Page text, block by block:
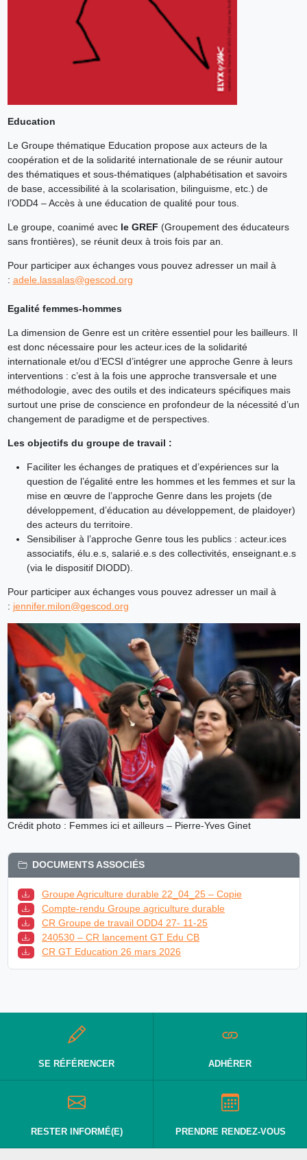
Education
Le Groupe thématique Education propose aux acteurs de la
coopération et de la solidarité internationale de se réunir autour
des thématiques et sous-thématiques (alphabétisation et savoirs
de base, accessibilité à la scolarisation, bilinguisme, etc.) de
l’ODD4 – Accès à une éducation de qualité pour tous.
Le groupe, coanimé avec le GREF (Groupement des éducateurs
sans frontières), se réunit deux à trois fois par an.
Pour participer aux échanges vous pouvez adresser un mail à
: adele.lassalas@gescod.org
Egalité femmes-hommes
La dimension de Genre est un critère essentiel pour les bailleurs. Il
est donc nécessaire pour les acteur.ices de la solidarité
internationale et/ou d’ECSI d’intégrer une approche Genre à leurs
interventions : c’est à la fois une approche transversale et une
méthodologie, avec des outils et des indicateurs spécifiques mais
surtout une prise de conscience en profondeur de la nécessité d’un
changement de paradigme et de perspectives.
Les objectifs du groupe de travail :
Faciliter les échanges de pratiques et d’expériences sur la
question de l’égalité entre les hommes et les femmes et sur la
mise en œuvre de l’approche Genre dans les projets (de
développement, d’éducation au développement, de plaidoyer)
des acteurs du territoire.
Sensibiliser à l’approche Genre tous les publics : acteur.ices
associatifs, élu.e.s, salarié.e.s des collectivités, enseignant.e.s
(via le dispositif DIODD).
Pour participer aux échanges vous pouvez adresser un mail à
: jennifer.milon@gescod.org
Crédit photo : Femmes ici et ailleurs – Pierre-Yves Ginet
DOCUMENTS ASSOCIÉS
Groupe Agriculture durable 22_04_25 – Copie
Compte-rendu Groupe agriculture durable
CR Groupe de travail ODD4 27- 11-25
240530 – CR lancement GT Edu CB
CR GT Education 26 mars 2026
SE RÉFÉRENCER ADHÉRER
RESTER INFORMÉ(E) PRENDRE RENDEZ-VOUS